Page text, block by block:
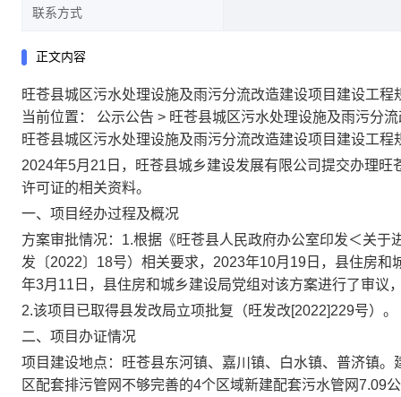
联系方式
正文内容
旺苍县城区污水处理设施及雨污分流改造建设项目建设工程
当前位置： 公示公告 > 旺苍县城区污水处理设施及雨污分
旺苍县城区污水处理设施及雨污分流改造建设项目建设工程
2024年5月21日，旺苍县城乡建设发展有限公司提交办理
许可证的相关资料。
一、项目经办过程及概况
方案审批情况：1.根据《旺苍县人民政府办公室印发＜关
发〔2022〕18号）相关要求，2023年10月19日，县住房
年3月11日，县住房和城乡建设局党组对该方案进行了审议
2.该项目已取得县发改局立项批复（旺发改[2022]229号）。
二、项目办证情况
项目建设地点：旺苍县东河镇、嘉川镇、白水镇、普济镇
区配套排污管网不够完善的4个区域新建配套污水管网7.09